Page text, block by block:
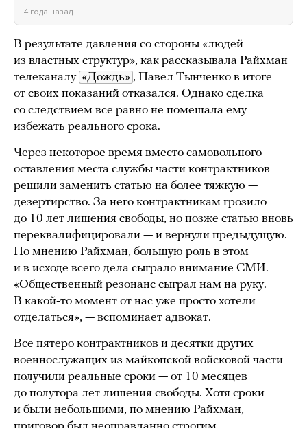
4 года назад
В результате давления со стороны «людей
из властных структур», как рассказывала Райхман
телеканалу «Дождь» , Павел Тынченко в итоге
от своих показаний отказался. Однако сделка
со следствием все равно не помешала ему
избежать реального срока.
Через некоторое время вместо самовольного
оставления места службы части контрактников
решили заменить статью на более тяжкую —
дезертирство. За него контрактникам грозило
до 10 лет лишения свободы, но позже статью вновь
переквалифицировали — и вернули предыдущую.
По мнению Райхман, большую роль в этом
и в исходе всего дела сыграло внимание СМИ.
«Общественный резонанс сыграл нам на руку.
В какой-то момент от нас уже просто хотели
отделаться», — вспоминает адвокат.
Все пятеро контрактников и десятки других
военнослужащих из майкопской войсковой части
получили реальные сроки — от 10 месяцев
до полутора лет лишения свободы. Хотя сроки
и были небольшими, по мнению Райхман,